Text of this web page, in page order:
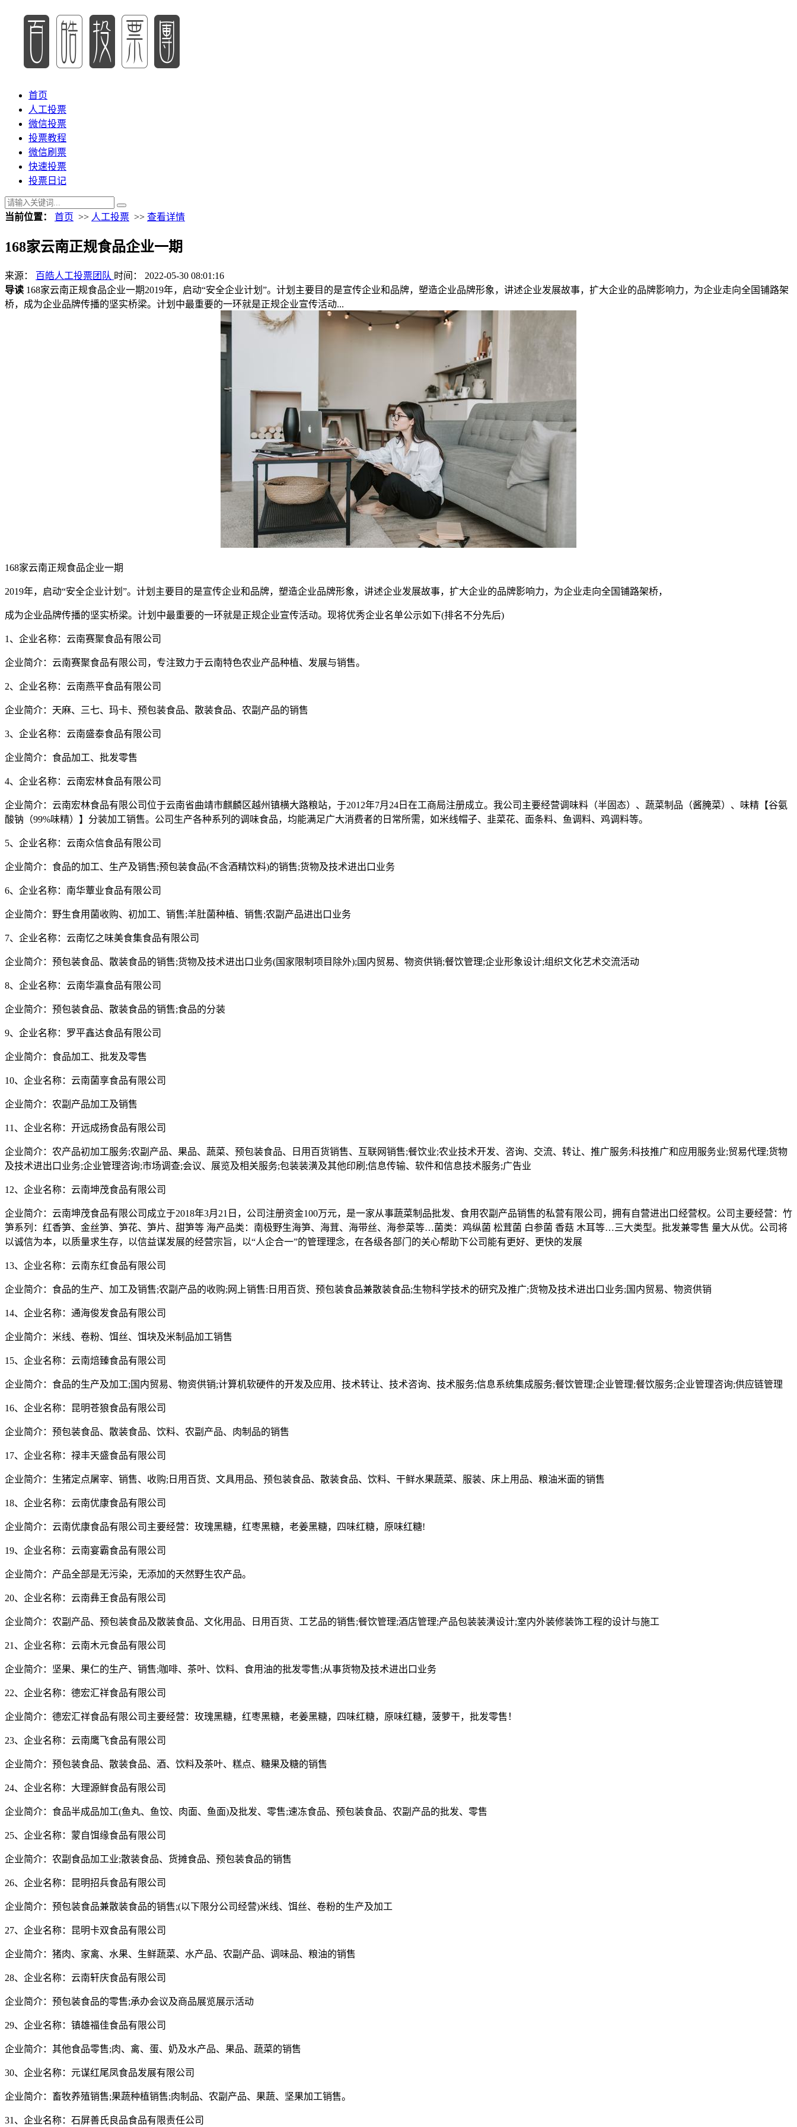
首页
人工投票
微信投票
投票教程
微信刷票
快速投票
投票日记
当前位置： 首页 >> 人工投票 >> 查看详情
168家云南正规食品企业一期
来源： 百皓人工投票团队 时间： 2022-05-30 08:01:16
导读 168家云南正规食品企业一期2019年，启动“安全企业计划”。计划主要目的是宣传企业和品牌，塑造企业品牌形象，讲述企业发展故事，扩大企业的品牌影响力，为企业走向全国铺路架
桥，成为企业品牌传播的坚实桥梁。计划中最重要的一环就是正规企业宣传活动...
168家云南正规食品企业一期
2019年，启动“安全企业计划”。计划主要目的是宣传企业和品牌，塑造企业品牌形象，讲述企业发展故事，扩大企业的品牌影响力，为企业走向全国铺路架桥，
成为企业品牌传播的坚实桥梁。计划中最重要的一环就是正规企业宣传活动。现将优秀企业名单公示如下(排名不分先后)
1、企业名称：云南赛聚食品有限公司
企业简介：云南赛聚食品有限公司，专注致力于云南特色农业产品种植、发展与销售。
2、企业名称：云南燕平食品有限公司
企业简介：天麻、三七、玛卡、预包装食品、散装食品、农副产品的销售
3、企业名称：云南盛泰食品有限公司
企业简介：食品加工、批发零售
4、企业名称：云南宏林食品有限公司
企业简介：云南宏林食品有限公司位于云南省曲靖市麒麟区越州镇横大路粮站，于2012年7月24日在工商局注册成立。我公司主要经营调味料（半固态）、蔬菜制品（酱腌菜）、味精【谷氨
酸钠（99%味精）】分装加工销售。公司生产各种系列的调味食品，均能满足广大消费者的日常所需，如米线帽子、韭菜花、面条料、鱼调料、鸡调料等。
5、企业名称：云南众信食品有限公司
企业简介：食品的加工、生产及销售;预包装食品(不含酒精饮料)的销售;货物及技术进出口业务
6、企业名称：南华蕈业食品有限公司
企业简介：野生食用菌收购、初加工、销售;羊肚菌种植、销售;农副产品进出口业务
7、企业名称：云南忆之味美食集食品有限公司
企业简介：预包装食品、散装食品的销售;货物及技术进出口业务(国家限制项目除外);国内贸易、物资供销;餐饮管理;企业形象设计;组织文化艺术交流活动
8、企业名称：云南华瀛食品有限公司
企业简介：预包装食品、散装食品的销售;食品的分装
9、企业名称：罗平鑫达食品有限公司
企业简介：食品加工、批发及零售
10、企业名称：云南菌享食品有限公司
企业简介：农副产品加工及销售
11、企业名称：开远成扬食品有限公司
企业简介：农产品初加工服务;农副产品、果品、蔬菜、预包装食品、日用百货销售、互联网销售;餐饮业;农业技术开发、咨询、交流、转让、推广服务;科技推广和应用服务业;贸易代理;货物
及技术进出口业务;企业管理咨询;市场调查;会议、展览及相关服务;包装装潢及其他印刷;信息传输、软件和信息技术服务;广告业
12、企业名称：云南坤茂食品有限公司
企业简介：云南坤茂食品有限公司成立于2018年3月21日，公司注册资金100万元，是一家从事蔬菜制品批发、食用农副产品销售的私营有限公司，拥有自营进出口经营权。公司主要经营：竹
笋系列：红香笋、金丝笋、笋花、笋片、甜笋等 海产品类：南极野生海笋、海茸、海带丝、海参菜等…菌类：鸡纵菌 松茸菌 白参菌 香菇 木耳等…三大类型。批发兼零售 量大从优。公司将
以诚信为本，以质量求生存，以信益谋发展的经营宗旨，以“人企合一”的管理理念，在各级各部门的关心帮助下公司能有更好、更快的发展
13、企业名称：云南东红食品有限公司
企业简介：食品的生产、加工及销售;农副产品的收购;网上销售:日用百货、预包装食品兼散装食品;生物科学技术的研究及推广;货物及技术进出口业务;国内贸易、物资供销
14、企业名称：通海俊发食品有限公司
企业简介：米线、卷粉、饵丝、饵块及米制品加工销售
15、企业名称：云南焙臻食品有限公司
企业简介：食品的生产及加工;国内贸易、物资供销;计算机软硬件的开发及应用、技术转让、技术咨询、技术服务;信息系统集成服务;餐饮管理;企业管理;餐饮服务;企业管理咨询;供应链管理
16、企业名称：昆明苍狼食品有限公司
企业简介：预包装食品、散装食品、饮料、农副产品、肉制品的销售
17、企业名称：禄丰天盛食品有限公司
企业简介：生猪定点屠宰、销售、收购;日用百货、文具用品、预包装食品、散装食品、饮料、干鲜水果蔬菜、服装、床上用品、粮油米面的销售
18、企业名称：云南优康食品有限公司
企业简介：云南优康食品有限公司主要经营：玫瑰黑糖，红枣黑糖，老姜黑糖，四味红糖，原味红糖!
19、企业名称：云南宴霸食品有限公司
企业简介：产品全部是无污染，无添加的天然野生农产品。
20、企业名称：云南彝王食品有限公司
企业简介：农副产品、预包装食品及散装食品、文化用品、日用百货、工艺品的销售;餐饮管理;酒店管理;产品包装装潢设计;室内外装修装饰工程的设计与施工
21、企业名称：云南木元食品有限公司
企业简介：坚果、果仁的生产、销售;咖啡、茶叶、饮料、食用油的批发零售;从事货物及技术进出口业务
22、企业名称：德宏汇祥食品有限公司
企业简介：德宏汇祥食品有限公司主要经营：玫瑰黑糖，红枣黑糖，老姜黑糖，四味红糖，原味红糖，菠萝干，批发零售！
23、企业名称：云南鹰飞食品有限公司
企业简介：预包装食品、散装食品、酒、饮料及茶叶、糕点、糖果及糖的销售
24、企业名称：大理源鲜食品有限公司
企业简介：食品半成品加工(鱼丸、鱼饺、肉面、鱼面)及批发、零售;速冻食品、预包装食品、农副产品的批发、零售
25、企业名称：蒙自饵缘食品有限公司
企业简介：农副食品加工业;散装食品、货摊食品、预包装食品的销售
26、企业名称：昆明招兵食品有限公司
企业简介：预包装食品兼散装食品的销售;(以下限分公司经营)米线、饵丝、卷粉的生产及加工
27、企业名称：昆明卡双食品有限公司
企业简介：猪肉、家禽、水果、生鲜蔬菜、水产品、农副产品、调味品、粮油的销售
28、企业名称：云南轩庆食品有限公司
企业简介：预包装食品的零售;承办会议及商品展览展示活动
29、企业名称：镇雄福佳食品有限公司
企业简介：其他食品零售;肉、禽、蛋、奶及水产品、果品、蔬菜的销售
30、企业名称：元谋红尾凤食品发展有限公司
企业简介：畜牧养殖销售;果蔬种植销售;肉制品、农副产品、果蔬、坚果加工销售。
31、企业名称：石屏善氏良品食品有限责任公司